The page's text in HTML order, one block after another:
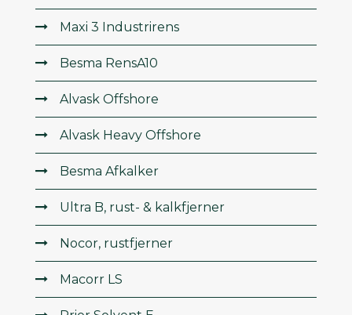
Maxi 3 Industrirens
Besma RensA10
Alvask Offshore
Alvask Heavy Offshore
Besma Afkalker
Ultra B, rust- & kalkfjerner
Nocor, rustfjerner
Macorr LS